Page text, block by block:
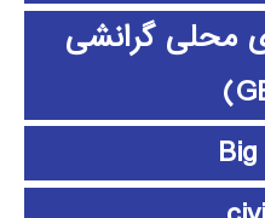
محلی گرانشی